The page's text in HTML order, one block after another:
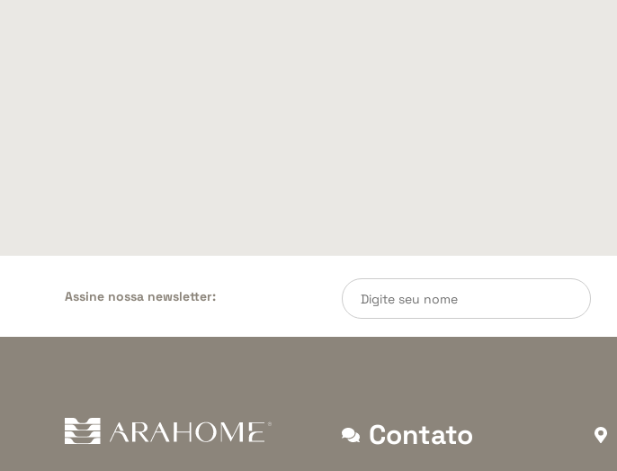
Assine nossa newsletter:
Contato